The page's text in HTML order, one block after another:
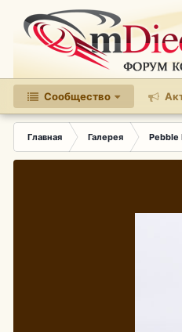
Сообщество
Главная Галерея Pebble